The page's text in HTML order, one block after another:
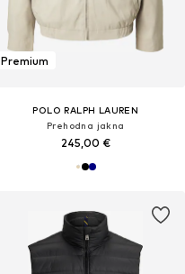
Premium
POLO RALPH LAUREN
Prehodna jakna
245,00 €